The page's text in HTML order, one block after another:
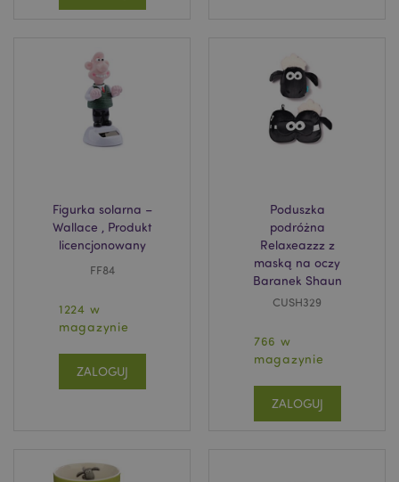
Figurka solarna –
Wallace , Produkt
licencjonowany
FF84
1224 w
magazynie
ZALOGUJ
Poduszka
podróżna
Relaxeazzz z
maską na oczy
Baranek Shaun
CUSH329
766 w
magazynie
ZALOGUJ